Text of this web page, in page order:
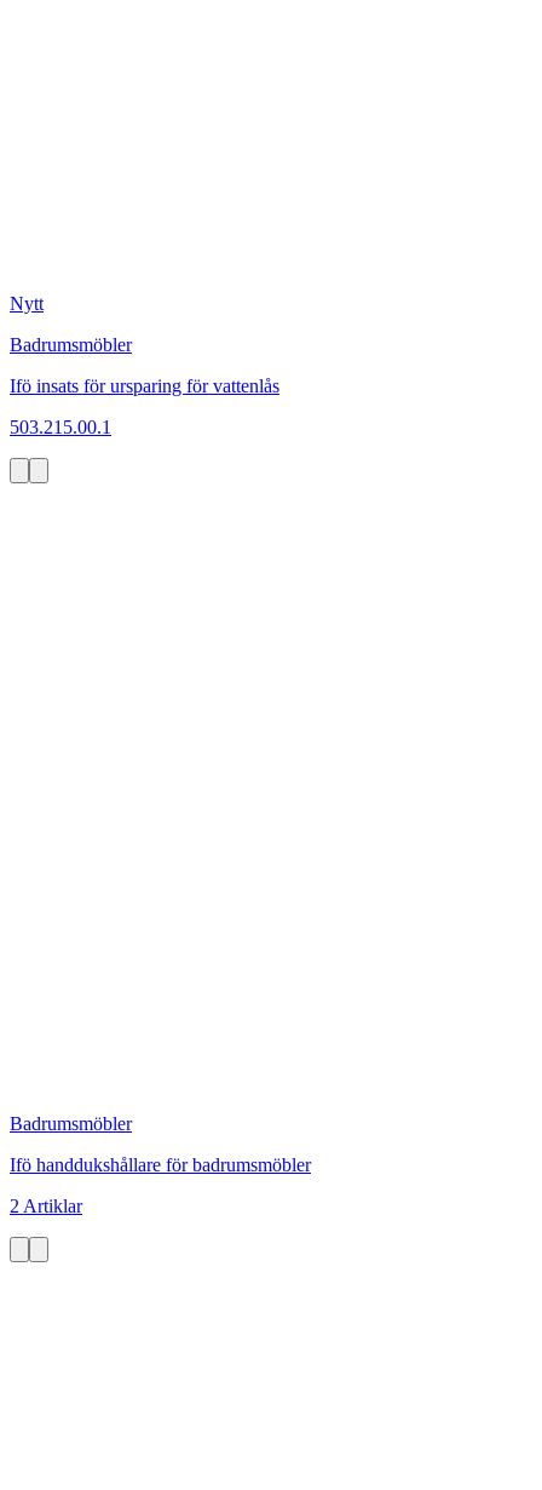
Nytt
Badrumsmöbler
Ifö insats för ursparing för vattenlås
503.215.00.1
Badrumsmöbler
Ifö handdukshållare för badrumsmöbler
2 Artiklar